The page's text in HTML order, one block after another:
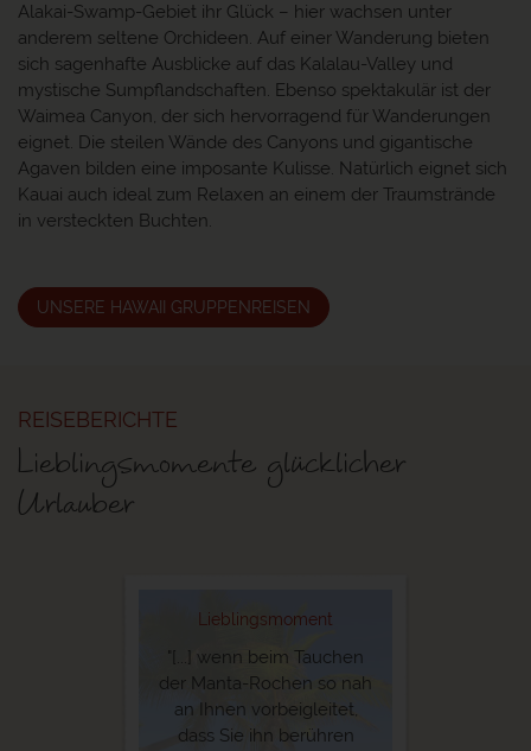
Alakai-Swamp-Gebiet ihr Glück – hier wachsen unter
anderem seltene Orchideen. Auf einer Wanderung bieten
sich sagenhafte Ausblicke auf das Kalalau-Valley und
mystische Sumpflandschaften. Ebenso spektakulär ist der
Waimea Canyon, der sich hervorragend für Wanderungen
eignet. Die steilen Wände des Canyons und gigantische
Agaven bilden eine imposante Kulisse. Natürlich eignet sich
Kauai auch ideal zum Relaxen an einem der Traumstrände
in versteckten Buchten.
UNSERE HAWAII GRUPPENREISEN
REISEBERICHTE
Lieblingsmomente glücklicher
Urlauber
Lieblingsmoment
"[...] wenn beim Tauchen
der Manta-Rochen so nah
an Ihnen vorbeigleitet,
dass Sie ihn berühren